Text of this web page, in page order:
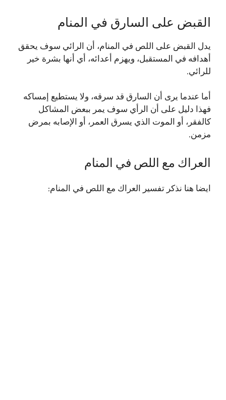
القبض على السارق في المنام
يدل القبض على اللص في المنام، أن الرائي سوف يحقق
أهدافه في المستقبل، ويهزم أعدائه، أي أنها بشرة خير
للرائي.
أما عندما يرى أن السارق قد سرقه، ولا يستطيع إمساكه
فهذا دليل على أن الرأي سوف يمر ببعض المشاكل
كالفقر، أو الموت الذي يسرق العمر، أو الإصابه بمرض
مزمن.
العراك مع اللص في المنام
ايضا هنا نذكر تفسير العراك مع اللص في المنام: